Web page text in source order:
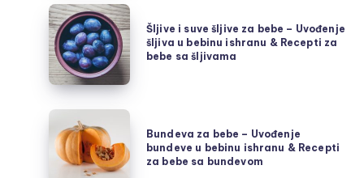
jabuke
u
bebinu
ishranu
&
Recepti
za
bebe
Šljive
i
suve
šljive
za
bebe
Uvođenje
Šljive i suve šljive za bebe – Uvođenje
šljiva u bebinu ishranu & Recepti za
bebe sa šljivama
Bundeva
za
bebe
Bundeva za bebe – Uvođenje
bundeve u bebinu ishranu & Recepti
za bebe sa bundevom